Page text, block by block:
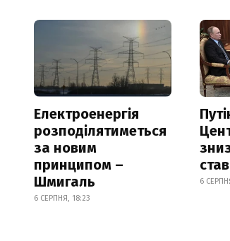
Електроенергія
розподілятиметься
за новим
принципом –
Шмигаль
6 СЕРПНЯ, 18:23
6